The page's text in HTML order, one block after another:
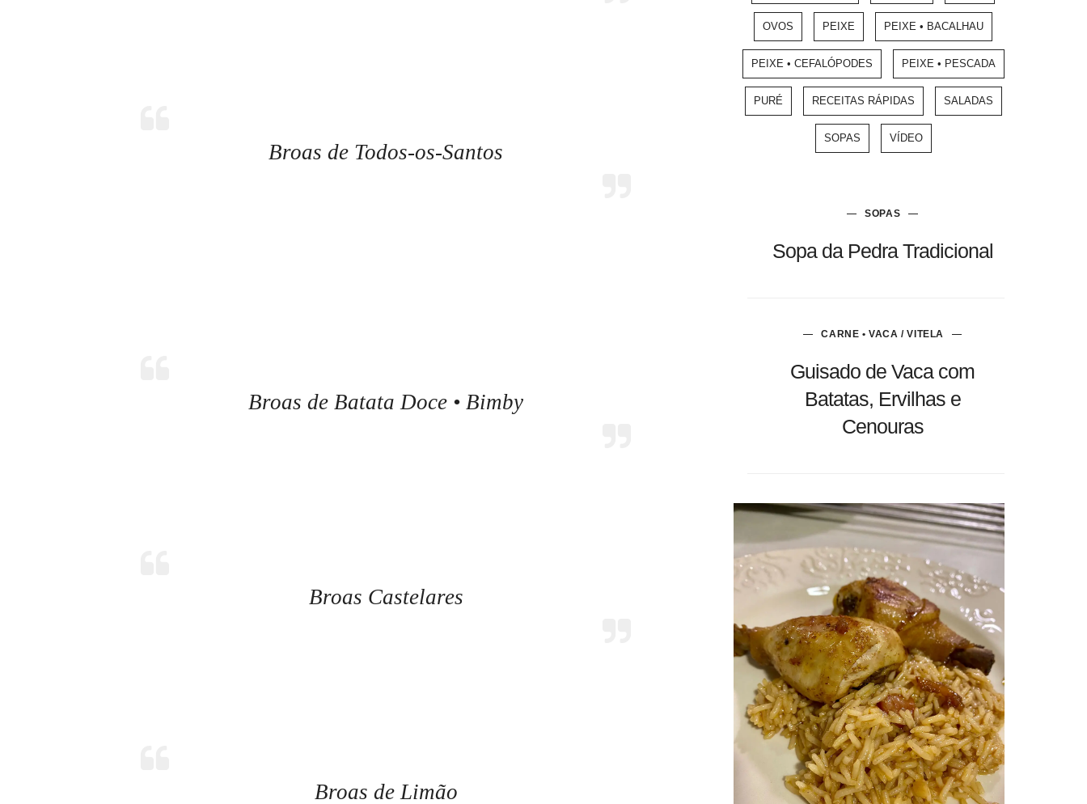
Broas de Todos-os-Santos
Broas de Batata Doce • Bimby
Broas Castelares
Broas de Limão
OVOS PEIXE PEIXE • BACALHAU
PEIXE • CEFALÓPODES PEIXE • PESCADA
PURÉ RECEITAS RÁPIDAS SALADAS
SOPAS VÍDEO
SOPAS
Sopa da Pedra Tradicional
CARNE • VACA / VITELA
Guisado de Vaca com
Batatas, Ervilhas e
Cenouras